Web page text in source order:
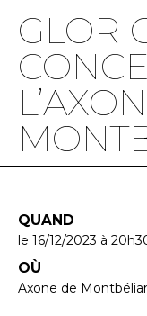
QUAND
le 16/12/2023 à
OÙ
Axone de